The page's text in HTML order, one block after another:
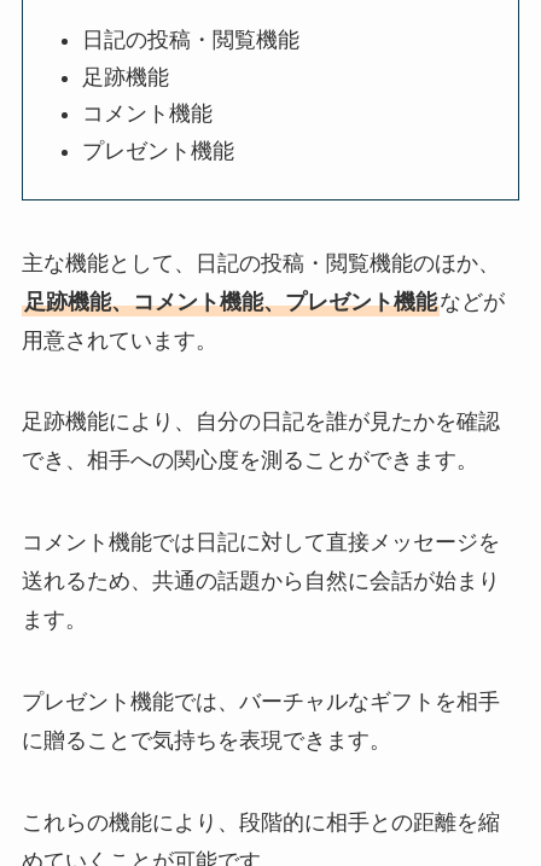
日記の投稿・閲覧機能
足跡機能
コメント機能
プレゼント機能
主な機能として、日記の投稿・閲覧機能のほか、
足跡機能、コメント機能、プレゼント機能などが
用意されています。
足跡機能により、自分の日記を誰が見たかを確認
でき、相手への関心度を測ることができます。
コメント機能では日記に対して直接メッセージを
送れるため、共通の話題から自然に会話が始まり
ます。
プレゼント機能では、バーチャルなギフトを相手
に贈ることで気持ちを表現できます。
これらの機能により、段階的に相手との距離を縮
めていくことが可能です。